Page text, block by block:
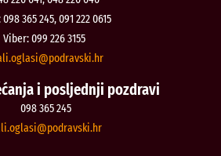
098 365 245, 091 222 0615
Viber: 099 226 3155
rh.iksvardop
i posljednji pozdravi
098 365 245
rh.iksvardop